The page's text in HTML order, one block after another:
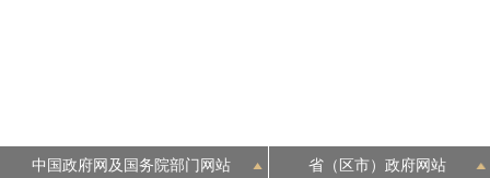
中国政府网及国务院部门网站 省（区市）政府网站